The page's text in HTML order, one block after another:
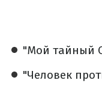
"Мой тайный
"Человек